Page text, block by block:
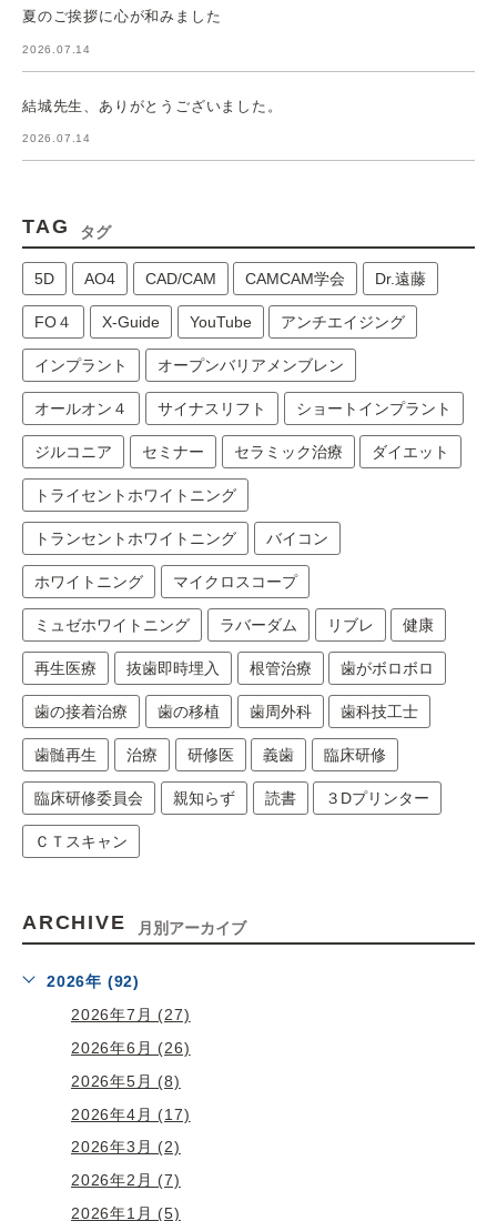
夏のご挨拶に心が和みました
2026.07.14
結城先生、ありがとうございました。
2026.07.14
TAG タグ
5D AO4 CAD/CAM CAMCAM学会 Dr.遠藤
FO４ X-Guide YouTube アンチエイジング
インプラント オープンバリアメンブレン
オールオン４ サイナスリフト ショートインプラント
ジルコニア セミナー セラミック治療 ダイエット
トライセントホワイトニング
トランセントホワイトニング バイコン
ホワイトニング マイクロスコープ
ミュゼホワイトニング ラバーダム リブレ 健康
再生医療 抜歯即時埋入 根管治療 歯がボロボロ
歯の接着治療 歯の移植 歯周外科 歯科技工士
歯髄再生 治療 研修医 義歯 臨床研修
臨床研修委員会 親知らず 読書 ３Dプリンター
ＣＴスキャン
ARCHIVE 月別アーカイブ
2026年 (92)
2026年7月 (27)
2026年6月 (26)
2026年5月 (8)
2026年4月 (17)
2026年3月 (2)
2026年2月 (7)
2026年1月 (5)